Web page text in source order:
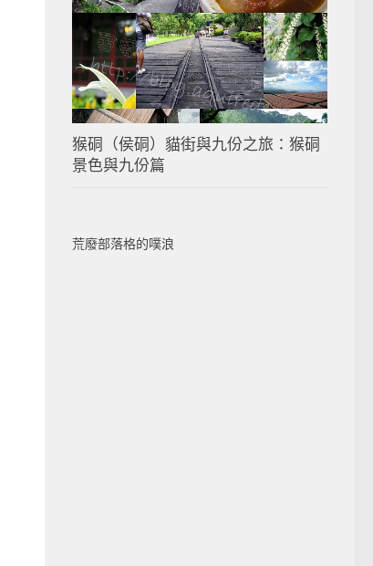
猴硐（侯硐）貓街與九份之旅：猴硐
景色與九份篇
荒廢部落格的噗浪